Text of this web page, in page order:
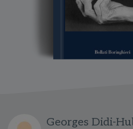
Georges Didi-